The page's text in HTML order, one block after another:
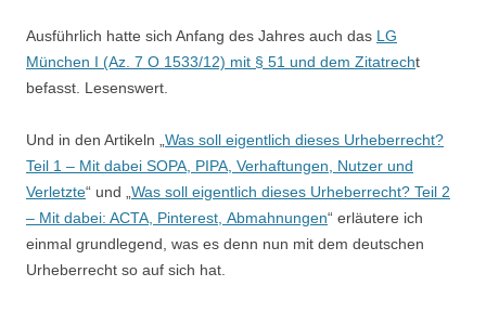
Ausführlich hatte sich Anfang des Jahres auch das LG
München I (Az. 7 O 1533/12) mit § 51 und dem Zitatrecht
befasst. Lesenswert.
Und in den Artikeln „ Was soll eigentlich dieses Urheberrecht?
Teil 1 – Mit dabei SOPA, PIPA, Verhaftungen, Nutzer und
Verletzte“ und „ Was soll eigentlich dieses Urheberrecht? Teil 2
– Mit dabei: ACTA, Pinterest, Abmahnungen“ erläutere ich
einmal grundlegend, was es denn nun mit dem deutschen
Urheberrecht so auf sich hat.